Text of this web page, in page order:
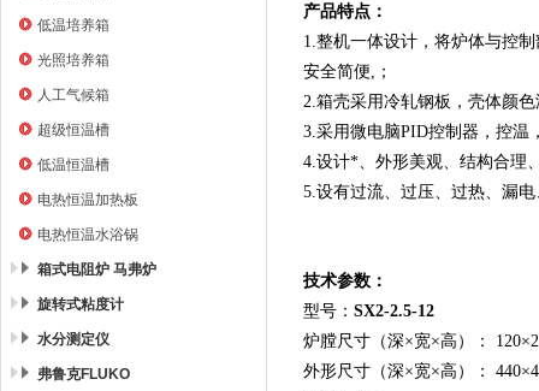
低温培养箱
光照培养箱
人工气候箱
超级恒温槽
低温恒温槽
电热恒温加热板
电热恒温水浴锅
箱式电阻炉 马弗炉
旋转式粘度计
水分测定仪
弗鲁克FLUKO
产品特点：
1.整机一体设计，将炉体与控
安全简便,；
2.箱壳采用冷轧钢板，壳体颜
3.采用微电脑PID控制器，控温
4.设计*、外形美观、结构合理
5.设有过流、过压、过热、漏
技术参数：
型号： SX2-2.5-12
炉膛尺寸 （深×宽×高） ：
外形尺寸 （深×宽×高 ） ： 440